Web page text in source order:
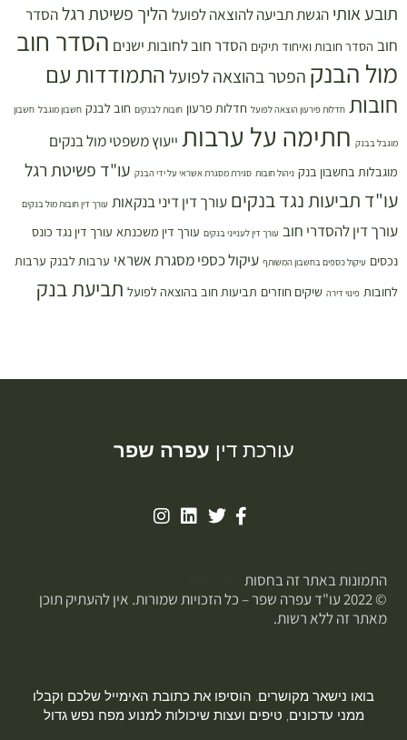
תובע אותי הגשת תביעה להוצאה לפועל הליך פשיטת רגל הסדר
חוב הסדר חובות ואיחוד תיקים הסדר חוב לחובות ישנים הסדר חוב
מול הבנק הפטר בהוצאה לפועל התמודדות עם
חובות חדלות פירעון הוצאה לפועל חדלות פרעון חובות לבנקים חוב לבנק חשבון מוגבל חשבון
מוגבל בבנק חתימה על ערבות ייעוץ משפטי מול בנקים
מוגבלות בחשבון בנק ניהול חובות סגירת מסגרת אשראי על ידי הבנק עו"ד פשיטת רגל
עו"ד תביעות נגד בנקים עורך דין דיני בנקאות עורך דין חובות מול בנקים
עורך דין להסדרי חוב עורך דין לענייני בנקים עורך דין משכנתא עורך דין נגד כונס
נכסים עיקול כספים בחשבון המשותף עיקול כספי מסגרת אשראי ערבות לבנק ערבות
לחובות פינוי דירה שיקים חוזרים תביעות חוב בהוצאה לפועל תביעת בנק
עורכת דין עפרה שפר
התמונות באתר זה בחסות
© 2022 עו"ד עפרה שפר – כל הזכויות שמורות. אין להעתיק תוכן
מאתר זה ללא רשות.
בואו נישאר מקושרים. הוסיפו את כתובת האימייל שלכם וקבלו
ממני עדכונים, טיפים ועצות שיכולות למנוע מפח נפש גדול